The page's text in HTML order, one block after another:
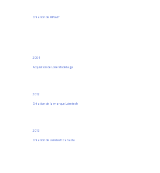
Création de MPLAST
Acquisition de Loire Modelage
2004
Création de la marque Loiretech
2012
Création de Loiretech Canada
2013